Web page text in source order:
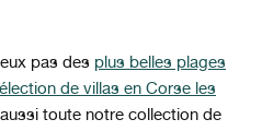
pas des plus belles plages
de villas en Corse les
toute notre collection de